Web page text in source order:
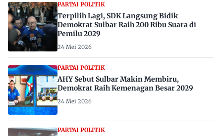
PARTAI POLITIK
Terpilih Lagi, SDK Langsung Bidik
Demokrat Sulbar Raih 200 Ribu Suara di
Pemilu 2029
24 Mei 2026
PARTAI POLITIK
AHY Sebut Sulbar Makin Membiru,
Demokrat Raih Kemenagan Besar 2029
24 Mei 2026
PARTAI POLITIK